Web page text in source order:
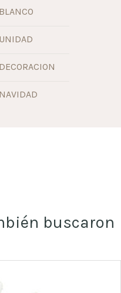
BLANCO
UNIDAD
DECORACION
NAVIDAD
buscaron